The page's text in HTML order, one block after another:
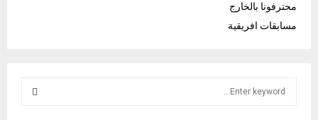
محترفونا بالخارج
مسابقات افريقية